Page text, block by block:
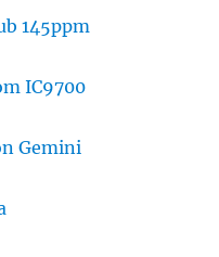
145ppm
IC9700
Gemini